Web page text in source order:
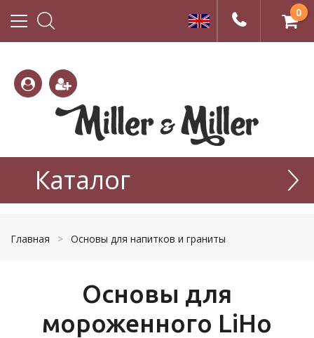
333-
(495)
77-99
0
Каталог
Главная > Основы для напитков и граниты
Основы для
мороженного LiHo